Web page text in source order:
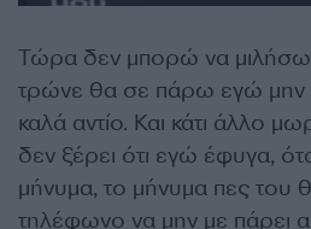
Τώρα δεν μπορώ να
τρώνε θα σε πάρω εγώ μην
καλά αντίο. Και κάτι άλλο
δεν ξέρει ότι εγώ έφυγα,
μήνυμα, το μήνυμα πες του
τηλέφωνο να μην με πάρει